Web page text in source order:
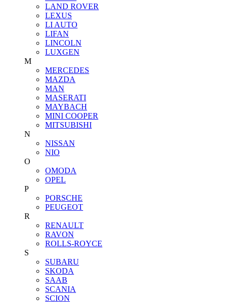
LAND ROVER
LEXUS
LI AUTO
LIFAN
LINCOLN
LUXGEN
M
MERCEDES
MAZDA
MAN
MASERATI
MAYBACH
MINI COOPER
MITSUBISHI
N
NISSAN
NIO
O
OMODA
OPEL
P
PORSCHE
PEUGEOT
R
RENAULT
RAVON
ROLLS-ROYCE
S
SUBARU
SKODA
SAAB
SCANIA
SCION